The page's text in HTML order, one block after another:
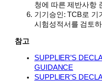
청에 따른 제반사항
기기승인: TCB로 기
시험성적서를 검토
참고
SUPPLIER’S
GUIDANCE
SUPPLIER’S